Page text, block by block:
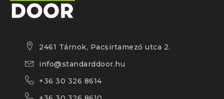
2461 Tárnok, Pacsirtamező utca 2.
info@standarddoor.hu
+36 30 326 8614